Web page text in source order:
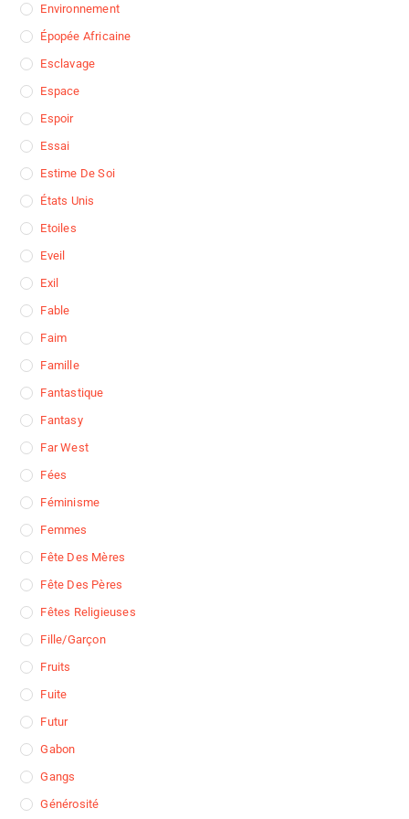
Environnement
Épopée Africaine
Esclavage
Espace
Espoir
Essai
Estime De Soi
États Unis
Etoiles
Eveil
Exil
Fable
Faim
Famille
Fantastique
Fantasy
Far West
Fées
Féminisme
Femmes
Fête Des Mères
Fête Des Pères
Fêtes Religieuses
Fille/garçon
Fruits
Fuite
Futur
Gabon
Gangs
Générosité